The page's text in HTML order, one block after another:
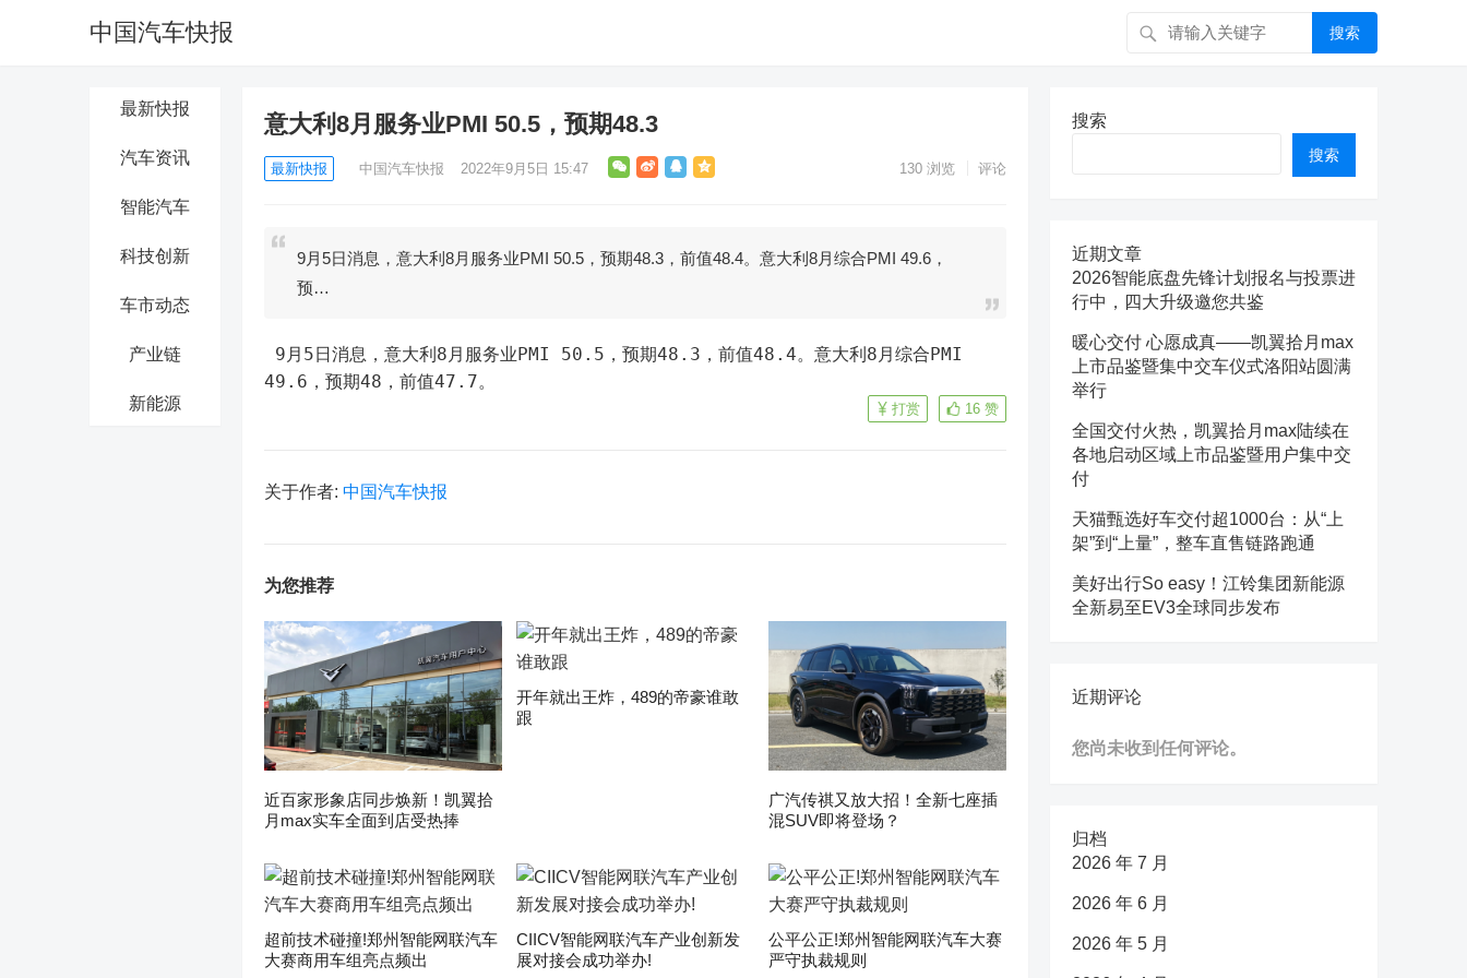
中国汽车快报 搜索
最新快报
汽车资讯
智能汽车
科技创新
车市动态
产业链
新能源
意大利8月服务业PMI 50.5，预期48.3
最新快报 中国汽车快报 2022年9月5日 15:47 130 浏览 评论
9月5日消息，意大利8月服务业PMI 50.5，预期48.3，前值48.4。意大利8月综合PMI 49.6，
预…
49.6，预期48，前值47.7。
16 赞
打赏
关于作者: 中国汽车快报
为您推荐
近百家形象店同步焕新！凯翼拾
月max实车全面到店受热捧
开年就出王炸，489的帝豪谁敢
跟
广汽传祺又放大招！全新七座插
混SUV即将登场？
超前技术碰撞!郑州智能网联汽车
大赛商用车组亮点频出
CIICV智能网联汽车产业创新发
展对接会成功举办!
公平公正!郑州智能网联汽车大赛
严守执裁规则
搜索
搜索
近期文章
2026智能底盘先锋计划报名与投票进
行中，四大升级邀您共鉴
暖心交付 心愿成真——凯翼拾月max
上市品鉴暨集中交车仪式洛阳站圆满
举行
全国交付火热，凯翼拾月max陆续在
各地启动区域上市品鉴暨用户集中交
付
天猫甄选好车交付超1000台：从“上
架”到“上量”，整车直售链路跑通
美好出行So easy！江铃集团新能源
全新易至EV3全球同步发布
近期评论
您尚未收到任何评论。
归档
2026 年 7 月
2026 年 6 月
2026 年 5 月